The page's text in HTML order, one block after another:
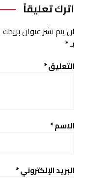
اترك تعليقاً
لن يتم نشر عنوان بريدك
بـ*
التعليق*
الاسم*
البريد الإلكتروني*